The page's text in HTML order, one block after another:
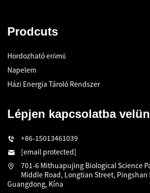
Prodcuts
Hordozható erőmű
Napelem
Házi Energia Tároló Rendszer
Lépjen kapcsolatba
+86-15013461039
[email protected]
701-6 Mithuapujing Biological Science
Middle Road, Longtian Street,
Guangdong, Kína